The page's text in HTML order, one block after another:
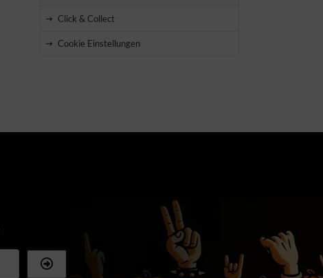
Click & Collect
Cookie Einstellungen